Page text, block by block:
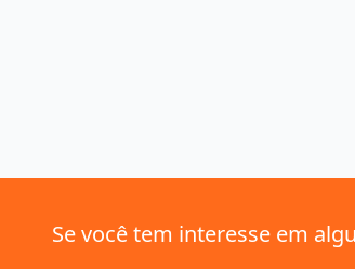
Se você tem interesse em